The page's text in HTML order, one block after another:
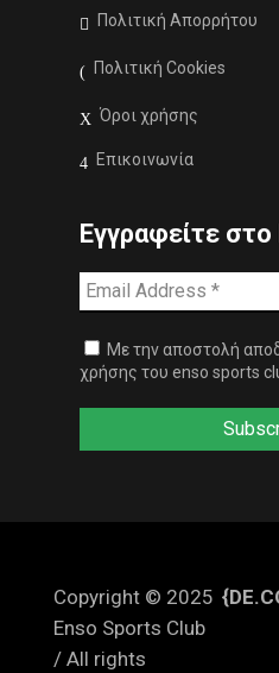
Πολιτική Απορρήτου
Πολιτική Cookies
Όροι χρήσης
Επικοινωνία
Εγγραφείτε
Με την αποστολή
χρήσης του enso sports
Copyright © 2025
Enso Sports Club
/ All rights